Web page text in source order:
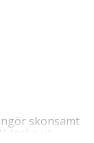
skonsamt
torka ut